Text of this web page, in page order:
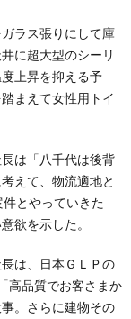
ラス張りにして庫
に超大型のシーリ
上昇を抑える予
まえて女性用トイ
は「八千代は後背
えて、物流適地と
とやっていきた
欲を示した。
は、日本ＧＬＰの
高品質でお客さまか
。さらに建物その